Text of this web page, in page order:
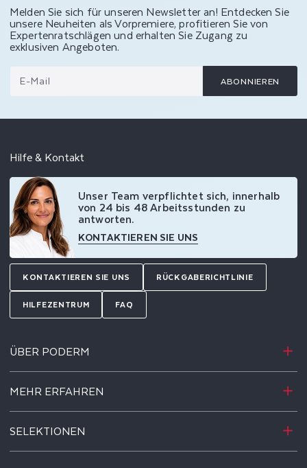
Melden Sie sich für unseren Newsletter an! Entdecken Sie
unsere Neuheiten als Vorpremiere, profitieren Sie von
Expertenratschlägen und erhalten Sie Zugang zu
exklusiven Angeboten.
E-Mail ABONNIEREN
Hilfe & Kontakt
Unser Team verpflichtet sich, innerhalb
von 24 bis 48 Arbeitsstunden zu
antworten.
KONTAKTIEREN SIE UNS
KONTAKTIEREN SIE UNS RÜCKGABERICHTLINIE
HILFEZENTRUM FAQ
ÜBER PODERM
MEHR ERFAHREN
SELEKTIONEN